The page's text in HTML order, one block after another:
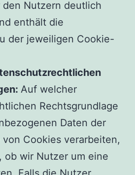
Nutzern deutlich
enthält die
der jeweiligen Cookie-
Auf welcher
Rechtsgrundlage
Daten der
Cookies verarbeiten,
ob wir Nutzer um eine